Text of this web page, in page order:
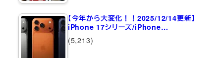
【今年から大変化！！2025/12/14更新】
iPhone 17シリーズ/iPhone…
(5,213)